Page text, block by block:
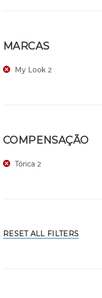
MARCAS
My Look 2
COMPENSAÇÃO
Tórica 2
RESET ALL FILTERS